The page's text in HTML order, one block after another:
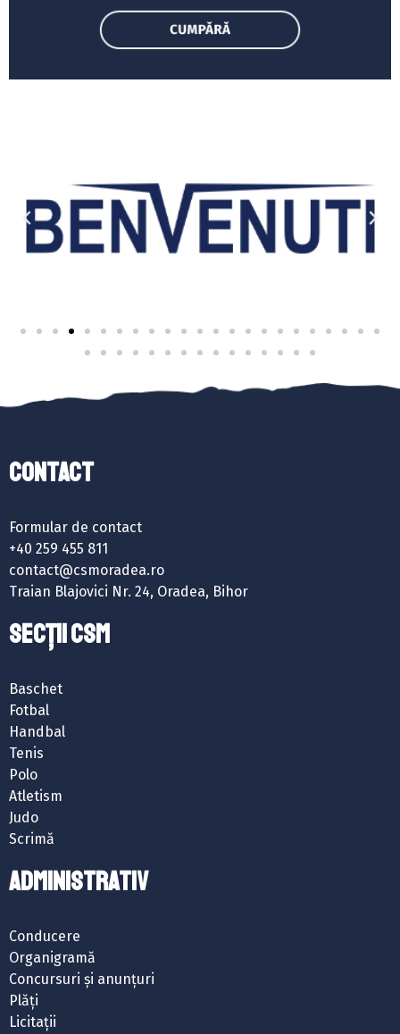
Contact
Formular de contact
+40 259 455 811
contact@csmoradea.ro
Traian Blajovici Nr. 24, Oradea, Bihor
SECȚII CSM
Baschet
Fotbal
Handbal
Tenis
Polo
Atletism
Judo
Scrimă
ADMINISTRATIV
Conducere
Organigramă
Concursuri și anunțuri
Plăți
Licitații